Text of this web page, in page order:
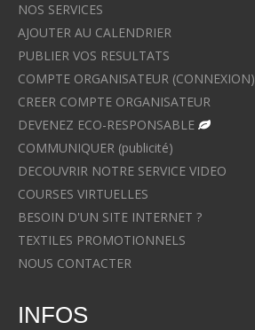
NOS SERVICES
AJOUTER AU CALENDRIER
PUBLIER VOS RESULTATS
COMPTE ORGANISATEUR (CONNEXION)
CREER COMPTE ORGANISATEUR
DEVENEZ ECO-RESPONSABLE
COMMUNIQUER (publicité)
DECOUVRIR NOTRE SERVICE VIDEO
COURSES VIRTUELLES
BESOIN D'UN SITE INTERNET ?
TEXTILES PROMOTIONNELS
NOUS CONTACTER
INFOS